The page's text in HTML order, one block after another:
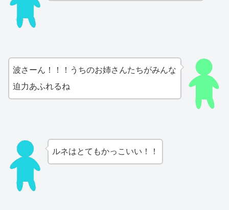
波さーん！！！うちのお姉さんたちがみんな
迫力あふれるね
ルネはとてもかっこいい！！